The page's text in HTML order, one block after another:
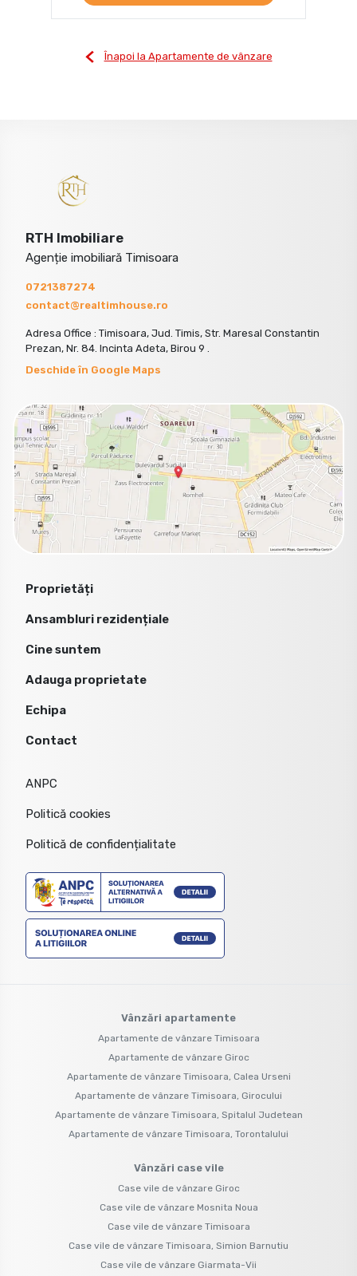
Înapoi la Apartamente de vânzare
RTH Imobiliare
Agenție imobiliară Timisoara
0721387274
contact@realtimhouse.ro
Adresa Office : Timisoara, Jud. Timis, Str. Maresal Constantin
Prezan, Nr. 84. Incinta Adeta, Birou 9 .
Deschide în Google Maps
Proprietăți
Ansambluri rezidențiale
Cine suntem
Adauga proprietate
Echipa
Contact
ANPC
Politică cookies
Politică de confidențialitate
Vânzări apartamente
Apartamente de vânzare Timisoara
Apartamente de vânzare Giroc
Apartamente de vânzare Timisoara, Calea Urseni
Apartamente de vânzare Timisoara, Girocului
Apartamente de vânzare Timisoara, Spitalul Judetean
Apartamente de vânzare Timisoara, Torontalului
Vânzări case vile
Case vile de vânzare Giroc
Case vile de vânzare Mosnita Noua
Case vile de vânzare Timisoara
Case vile de vânzare Timisoara, Simion Barnutiu
Case vile de vânzare Giarmata-Vii